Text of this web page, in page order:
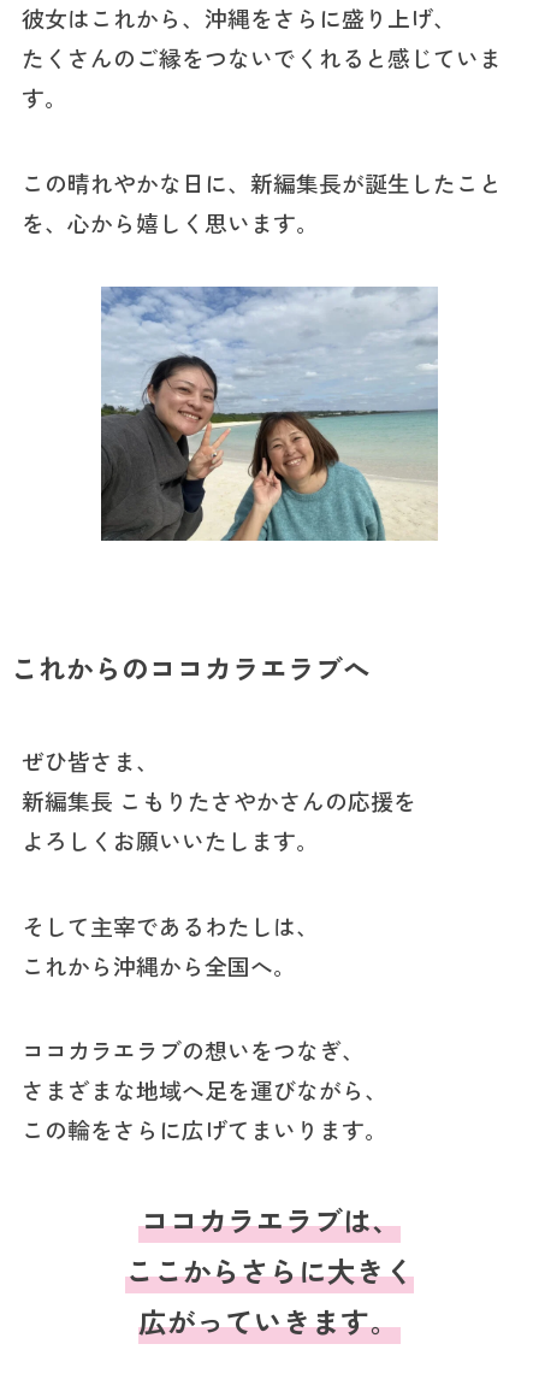
彼女はこれから、沖縄をさらに盛り上げ、
たくさんのご縁をつないでくれると感じていま
す。
この晴れやかな日に、新編集長が誕生したこと
を、心から嬉しく思います。
これからのココカラエラブへ
ぜひ皆さま、
新編集長 こもりたさやかさんの応援を
よろしくお願いいたします。
そして主宰であるわたしは、
これから沖縄から全国へ。
ココカラエラブの想いをつなぎ、
さまざまな地域へ足を運びながら、
この輪をさらに広げてまいります。
ココカラエラブは、
ここからさらに大きく
広がっていきます。